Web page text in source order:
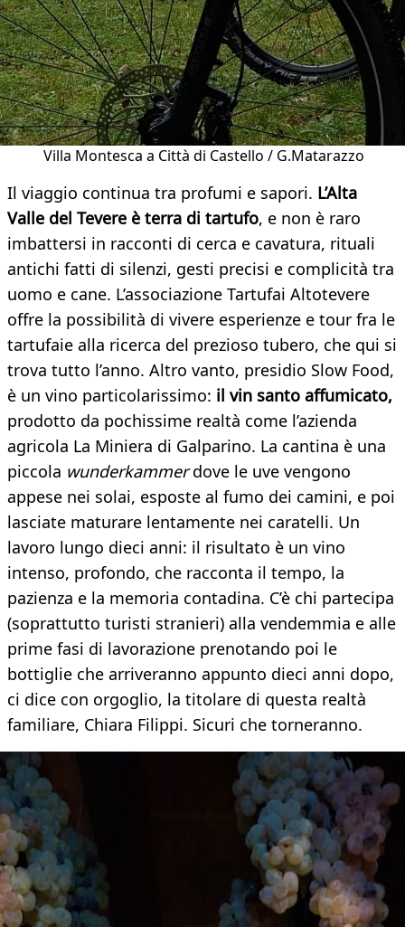
Villa Montesca a Città di Castello / G.Matarazzo
Il viaggio continua tra profumi e sapori. L’Alta
Valle del Tevere è terra di tartufo, e non è raro
imbattersi in racconti di cerca e cavatura, rituali
antichi fatti di silenzi, gesti precisi e complicità tra
uomo e cane. L’associazione Tartufai Altotevere
offre la possibilità di vivere esperienze e tour fra le
tartufaie alla ricerca del prezioso tubero, che qui si
trova tutto l’anno. Altro vanto, presidio Slow Food,
è un vino particolarissimo: il vin santo affumicato,
prodotto da pochissime realtà come l’azienda
agricola La Miniera di Galparino. La cantina è una
piccola wunderkammerdove le uve vengono
appese nei solai, esposte al fumo dei camini, e poi
lasciate maturare lentamente nei caratelli. Un
lavoro lungo dieci anni: il risultato è un vino
intenso, profondo, che racconta il tempo, la
pazienza e la memoria contadina. C’è chi partecipa
(soprattutto turisti stranieri) alla vendemmia e alle
prime fasi di lavorazione prenotando poi le
bottiglie che arriveranno appunto dieci anni dopo,
ci dice con orgoglio, la titolare di questa realtà
familiare, Chiara Filippi. Sicuri che torneranno.